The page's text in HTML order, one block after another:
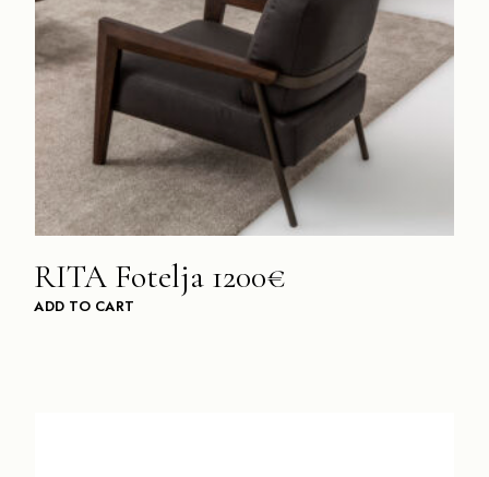
RITA Fotelja 1200€
ADD TO CART